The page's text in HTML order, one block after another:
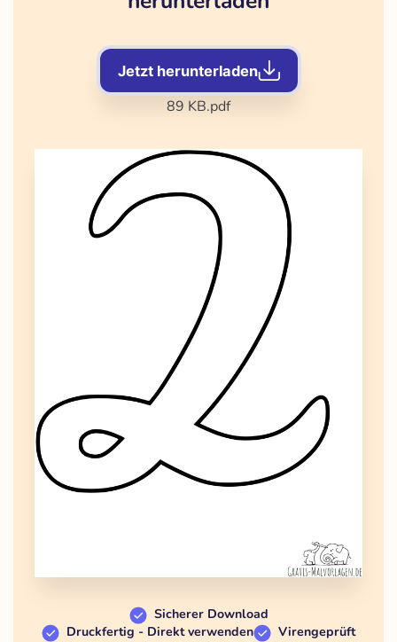
Jetzt herunterladen
89 KB.pdf
Sicherer Download
Druckfertig - Direkt verwenden
Virengeprüft